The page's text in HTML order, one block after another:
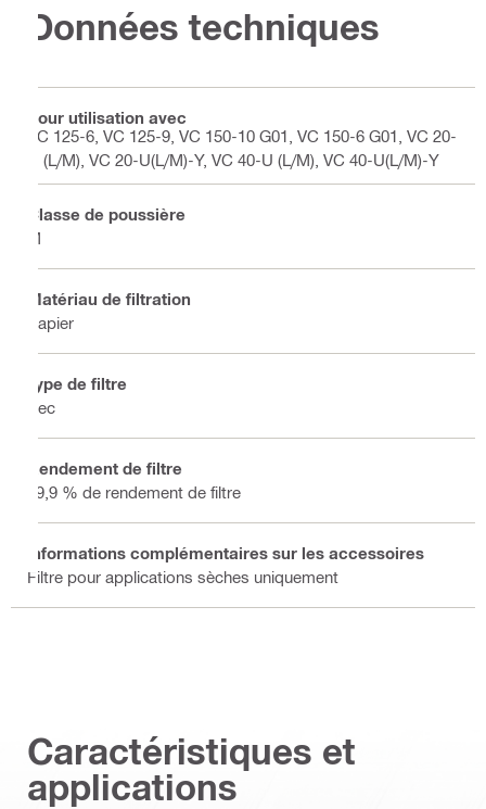
Données techniques
Pour utilisation avec
VC 125-6, VC 125-9, VC 150-10 G01, VC 150-6 G01, VC 20-
U (L/M), VC 20-U(L/M)-Y, VC 40-U (L/M), VC 40-U(L/M)-Y
Classe de poussière
M
Matériau de filtration
Papier
Type de filtre
Sec
Rendement de filtre
99,9 % de rendement de filtre
Informations complémentaires sur les accessoires
Filtre pour applications sèches uniquement
Caractéristiques et
applications